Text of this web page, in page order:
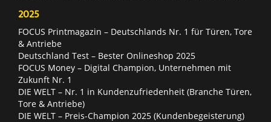
2025
FOCUS Printmagazin – Deutschlands Nr. 1 für Türen, Tore
& Antriebe
Deutschland Test – Bester Onlineshop 2025
FOCUS Money – Digital Champion, Unternehmen mit
Zukunft Nr. 1
DIE WELT – Nr. 1 in Kundenzufriedenheit (Branche Türen,
Tore & Antriebe)
DIE WELT – Preis-Champion 2025 (Kundenbegeisterung)